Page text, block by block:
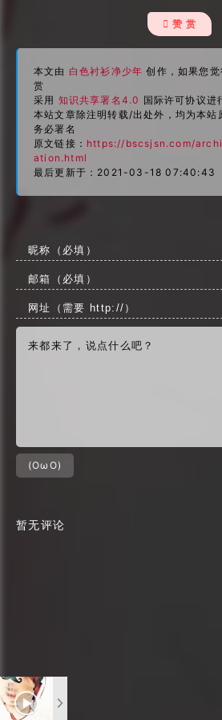
 赞 赏
本文由 白色衬衫净少年 创作，如果您
赏
采用 知识共享署名4.0 国际许可协议进
本站文章除注明转载/出处外，均为本站
务必署名
原文链接： https://bscsjsn.com/
ation.html
最后更新于：2021-03-18 07:40:43
(OωO)
暂无评论